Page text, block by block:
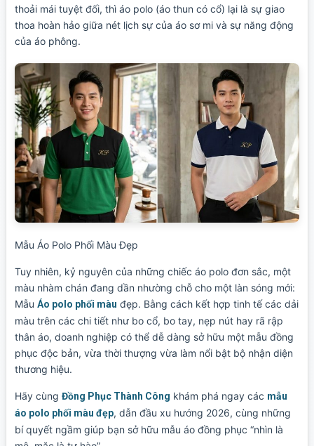
thoải mái tuyệt đối, thì áo polo (áo thun có cổ) lại là sự giao
thoa hoàn hảo giữa nét lịch sự của áo sơ mi và sự năng động
của áo phông.
Mẫu Áo Polo Phối Màu Đẹp
Tuy nhiên, kỷ nguyên của những chiếc áo polo đơn sắc, một
màu nhàm chán đang dần nhường chỗ cho một làn sóng mới:
Mẫu Áo polo phối màu đẹp. Bằng cách kết hợp tinh tế các dải
màu trên các chi tiết như bo cổ, bo tay, nẹp nút hay rã rập
thân áo, doanh nghiệp có thể dễ dàng sở hữu một mẫu đồng
phục độc bản, vừa thời thượng vừa làm nổi bật bộ nhận diện
thương hiệu.
Hãy cùng Đồng Phục Thành Công khám phá ngay các mẫu
áo polo phối màu đẹp, dẫn đầu xu hướng 2026, cùng những
bí quyết ngầm giúp bạn sở hữu mẫu áo đồng phục “nhìn là